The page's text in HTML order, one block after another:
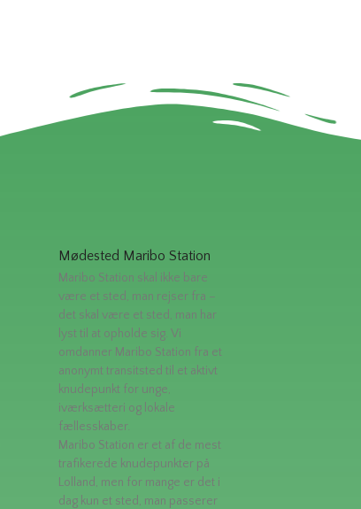
Mødested Maribo Station
Maribo Station skal ikke bare
være et sted, man rejser fra –
det skal være et sted, man har
lyst til at opholde sig. Vi
omdanner Maribo Station fra et
anonymt transitsted til et aktivt
knudepunkt for unge,
iværksætteri og lokale
fællesskaber.
Maribo Station er et af de mest
trafikerede knudepunkter på
Lolland, men for mange er det i
dag kun et sted, man passerer